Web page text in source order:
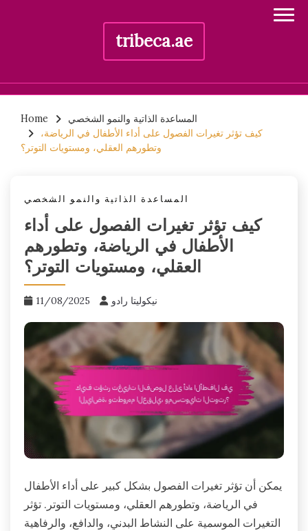
tribeca.ae
content
Home
المساعدة الذاتية والنمو الشخصي
كيف تؤثر تغيرات الفصول على أداء الأطفال في الرياضة،
وتطورهم العقلي، ومستويات التوتر؟
المساعدة الذاتية والنمو الشخصي
كيف تؤثر تغيرات الفصول على أداء
الأطفال في الرياضة، وتطورهم
العقلي، ومستويات التوتر؟
11/08/2025 نيكوليتا رادو
يمكن أن تؤثر تغيرات الفصول بشكل كبير على أداء الأطفال
في الرياضة، وتطورهم العقلي، ومستويات التوتر. تؤثر
التغيرات الموسمية على النشاط البدني، والدافع، والرفاهية